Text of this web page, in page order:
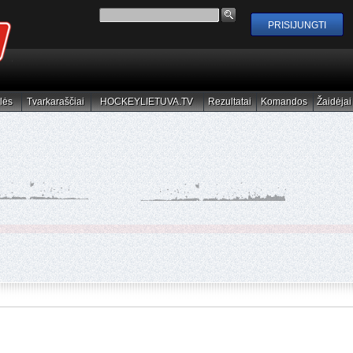
Tvarkaraščiai
Tvarkaraščiai HOCKEYLIETUVA.TV
HOCKEYLIETUVA.TV Rezultatai
Rezultatai Komandos
Komandos Žaidėjai
Žaidėjai